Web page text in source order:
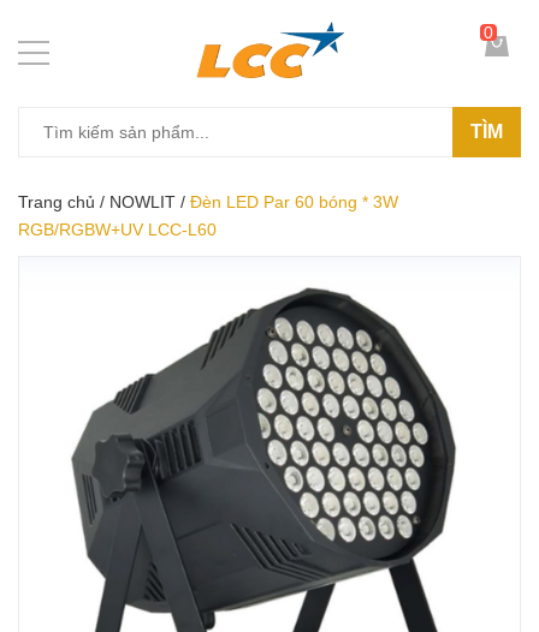
TÌM
0
Trang chủ / NOWLIT / Đèn LED Par 60 bóng * 3W
RGB/RGBW+UV LCC-L60